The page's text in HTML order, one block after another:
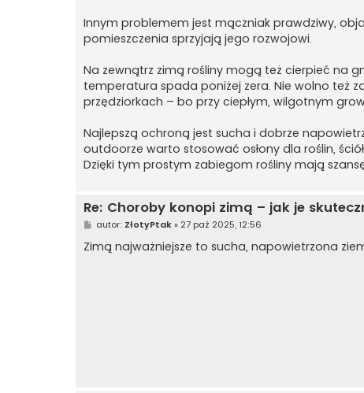
Innym problemem jest mączniak prawdziwy,
pomieszczenia sprzyjają jego rozwojowi.
Na zewnątrz zimą rośliny mogą też cierpieć na
temperatura spada poniżej zera. Nie wolno też
przędziorkach – bo przy ciepłym, wilgotnym
Najlepszą ochroną jest sucha i dobrze
outdoorze warto stosować osłony dla roślin,
Dzięki tym prostym zabiegom rośliny mają
Re: Choroby konopi zimą – jak je
P
s
t
autor: ZłotyPtak» 27 paź 2025, 12:56
Zimą najważniejsze to sucha, napowietrzona